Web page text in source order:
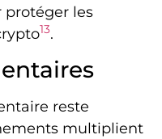
protéger les
13.
reste
multiplient